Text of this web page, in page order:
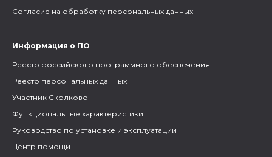
Согласие на обработку персональных данных
Информация о ПО
Реестр российского программного обеспечения
Реестр персональных данных
Участник Сколково
Функциональные характеристики
Руководство по установке и эксплуатации
Центр помощи